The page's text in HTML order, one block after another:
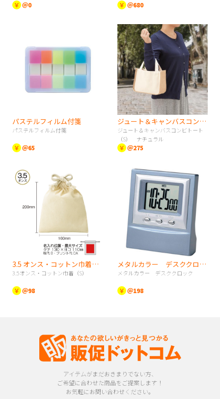
￥ ＠0 ￥ ＠680
パステルフィルム付箋
パステルフィルム付箋
￥ ＠65
ジュート＆キャンバスコンビトート（S） ナチュラル
ジュート＆キャンバスコンビトート
（S） ナチュラル
￥ ＠275
3.5 オンス・コットン巾着（S）
3.5オンス・コットン巾着（S）
￥ ＠98
メタルカラー デスククロック
メタルカラー デスククロック
￥ ＠198
アイテムがまだおきまりでない方、
ご希望に合わせた商品をご提案します！
お気軽にお問い合わせください。